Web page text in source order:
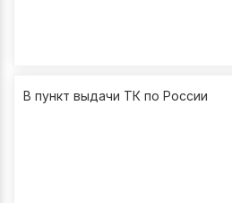
В пункт выдачи ТК по России